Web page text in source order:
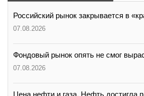
Стать автором
Вход
Российский рынок закрывается в
07.08.2026
Фондовый рынок опять не смог
07.08.2026
Цена нефти и газа. Нефть достигла